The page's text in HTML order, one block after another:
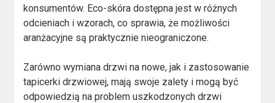
konsumentów. Eco-skóra dostępna jest w różnych
odcieniach i wzorach, co sprawia, że możliwości
aranżacyjne są praktycznie nieograniczone.
Zarówno wymiana drzwi na nowe, jak i zastosowanie
tapicerki drzwiowej, mają swoje zalety i mogą być
odpowiedzią na problem uszkodzonych drzwi